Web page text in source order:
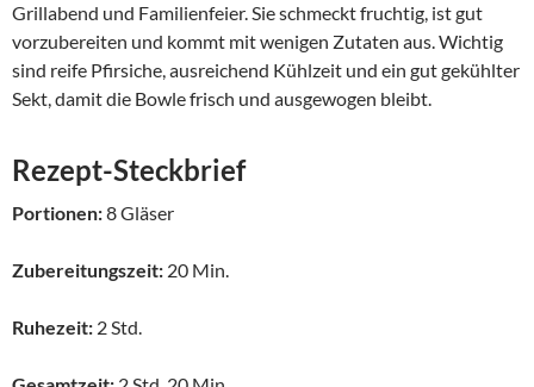
Grillabend und Familienfeier. Sie schmeckt fruchtig, ist gut
vorzubereiten und kommt mit wenigen Zutaten aus. Wichtig
sind reife Pfirsiche, ausreichend Kühlzeit und ein gut gekühlter
Sekt, damit die Bowle frisch und ausgewogen bleibt.
Rezept-Steckbrief
Portionen:8 Gläser
Zubereitungszeit: 20 Min.
Ruhezeit: 2 Std.